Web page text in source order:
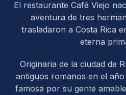
El restaurante Café Viejo
aventura de tres
trasladaron a Costa Rica
eterna
Originaria de la ciudad de
antiguos romanos en el
famosa por su gente